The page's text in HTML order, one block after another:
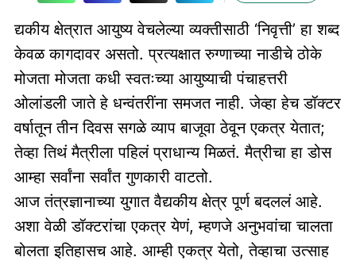
द्यकीय क्षेत्रात आयुष्य वेचलेल्या व्यक्तीसाठी ‘निवृत्ती’ हा शब्द
केवळ कागदावर असतो. प्रत्यक्षात रुग्णाच्या नाडीचे ठोके
मोजता मोजता कधी स्वतःच्या आयुष्याची पंचाहत्तरी
ओलांडली जाते हे धन्वंतरींना समजत नाही. जेव्हा हेच डॉक्टर
वर्षातून तीन दिवस सगळे व्याप बाजूवा ठेवून एकत्र येतात;
तेव्हा तिथं मैत्रीला पहिलं प्राधान्य मिळतं. मैत्रीचा हा डोस
आम्हा सर्वांना सर्वांत गुणकारी वाटतो.
आज तंत्रज्ञानाच्या युगात वैद्यकीय क्षेत्र पूर्ण बदललं आहे.
अशा वेळी डॉक्टरांचा एकत्र येणं, म्हणजे अनुभवांचा चालता
बोलता इतिहासच आहे. आम्ही एकत्र येतो, तेव्हाचा उत्साह